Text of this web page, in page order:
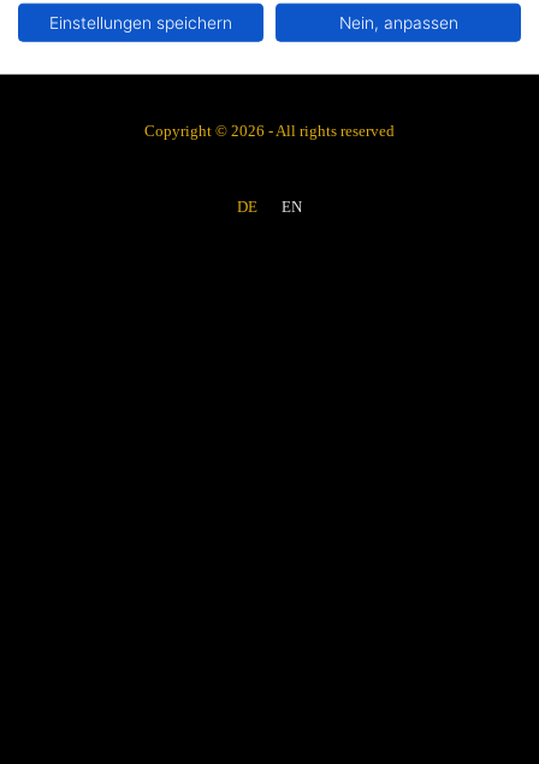
info[at]temperatur-berlin.de
Copyright © 2026 - All rights reserved
DE EN
Einstellungen speichern Nein, anpassen